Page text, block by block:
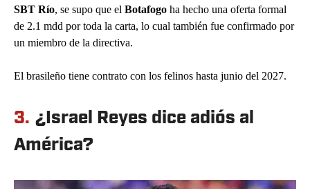
SBT Río, se supo que el Botafogo ha hecho una oferta formal
de 2.1 mdd por toda la carta, lo cual también fue confirmado por
un miembro de la directiva.
El brasileño tiene contrato con los felinos hasta junio del 2027.
3. ¿Israel Reyes dice adiós al
América?